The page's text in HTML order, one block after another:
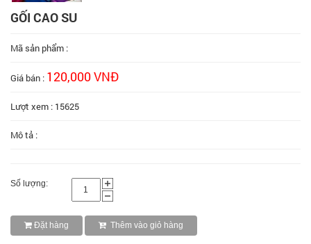
GỐI CAO SU
Mã sản phẩm :
Giá bán : 120,000 VNĐ
Lượt xem : 15625
Mô tả :
Số lượng:
Đặt hàng Thêm vào giỏ hàng